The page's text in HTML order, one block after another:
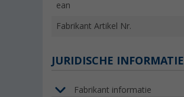
ean
Fabrikant Artikel Nr.
JURIDISCHE INFORMATIE
Fabrikant informatie